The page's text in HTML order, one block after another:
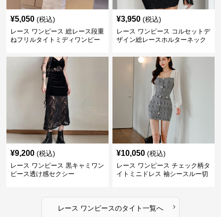
¥5,050 (税込)
レース ワンピース 総レース段重
ねフリルタイトミディワンピー
¥3,950 (税込)
レース ワンピース コルセットデ
ザイン総レースホルターネック
¥9,200 (税込)
レース ワンピース 黒キャミワン
ピース透け感セクシー
¥10,050 (税込)
レース ワンピース チェック柄タ
イトミニドレス 袖シースルー切
レース ワンピースのタイト一覧へ ›